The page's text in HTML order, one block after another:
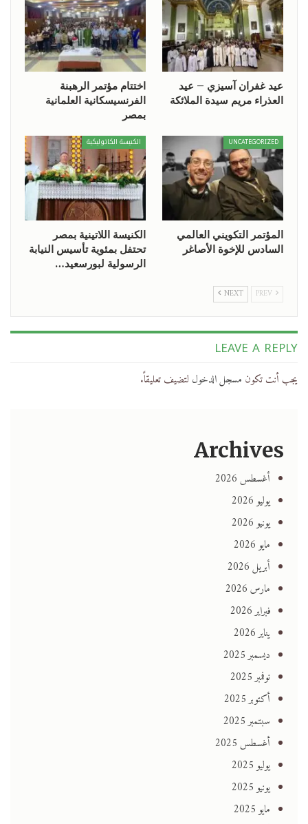
عيد غفران آسيزي – عيد
العذراء مريم سيدة الملائكة
اختتام مؤتمر الرهبنة
الفرنسيسكانية العلمانية
بمصر
UNCATEGORIZED
المؤتمر التكويني العالمي
السادس للإخوة الأصاغر
الكنيسة الكاثوليكية
الكنيسة اللاتينية بمصر
تحتفل بمئوية تأسيس النيابة
الرسولية لبورسعيد…
NEXT
LEAVE A REPLY
يجب أنت تكون مسجل الدخول لتضيف تعليقاً.
Archives
أغسطس 2026
يوليو 2026
يونيو 2026
مايو 2026
أبريل 2026
مارس 2026
فبراير 2026
يناير 2026
ديسمبر 2025
نوفمبر 2025
أكتوبر 2025
سبتمبر 2025
أغسطس 2025
يوليو 2025
يونيو 2025
مايو 2025